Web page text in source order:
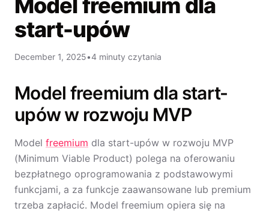
Model freemium dla
start-upów
December 1, 2025•4 minuty czytania
Model freemium dla start-
upów w rozwoju MVP
Model freemium dla start-upów w rozwoju MVP
(Minimum Viable Product) polega na oferowaniu
bezpłatnego oprogramowania z podstawowymi
funkcjami, a za funkcje zaawansowane lub premium
trzeba zapłacić. Model freemium opiera się na